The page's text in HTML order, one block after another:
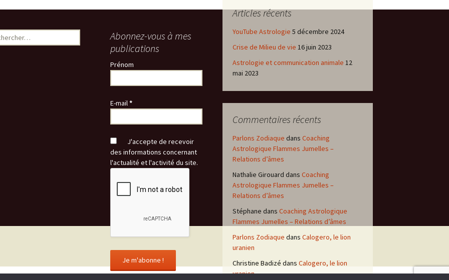
Articles récents
YouTube Astrologie 5 décembre 2024
Crise de Milieu de vie 16 juin 2023
Astrologie et communication animale 12
mai 2023
Commentaires récents
Parlons Zodiaque dans Coaching
Astrologique Flammes Jumelles –
Relations d’âmes
Nathalie Girouard dans Coaching
Astrologique Flammes Jumelles –
Relations d’âmes
Stéphane dans Coaching Astrologique
Flammes Jumelles – Relations d’âmes
Parlons Zodiaque dans Calogero, le lion
uranien
Christine Badizé dans Calogero, le lion
uranien
:
Abonnez-vous à mes
publications
Prénom
E-mail*
J'accepte de recevoir
des informations concernant
l'actualité et l'activité du site.